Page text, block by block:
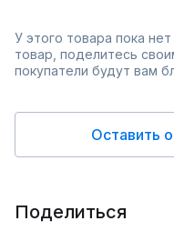
У этого товара пока
товар, поделитесь
покупатели будут вам
Оставить
Поделиться